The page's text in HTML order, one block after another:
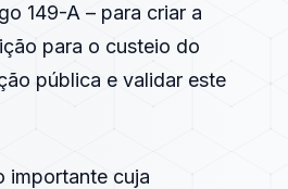
149-A – para criar a
para o custeio do
pública e validar este
importante cuja